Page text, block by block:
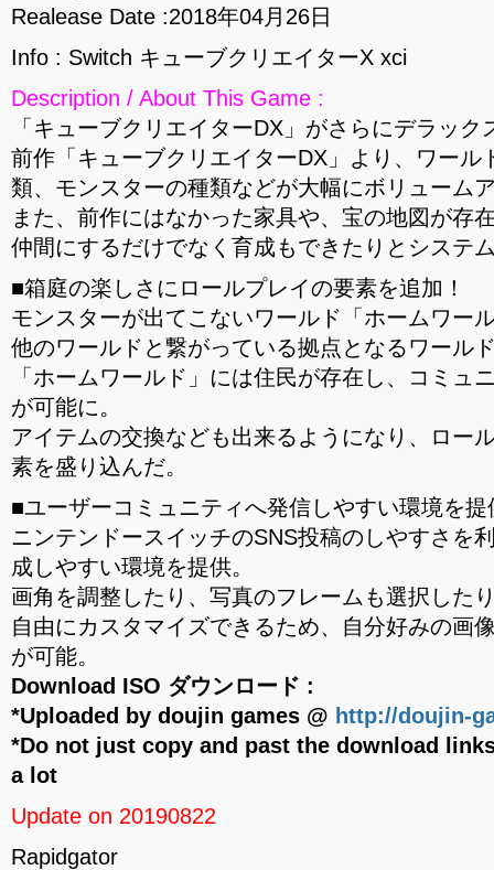
Realease Date :2018年04月26日
Info : Switch キューブクリエイターX xci
Description / About This Game :
「キューブクリエイターDX」がさらにデラック
前作「キューブクリエイターDX」より、ワール
類、モンスターの種類などが大幅にボリューム
また、前作にはなかった家具や、宝の地図が存
仲間にするだけでなく育成もできたりとシステ
■箱庭の楽しさにロールプレイの要素を追加！
モンスターが出てこないワールド「ホームワー
他のワールドと繋がっている拠点となるワール
「ホームワールド」には住民が存在し、コミュ
が可能に。
アイテムの交換なども出来るようになり、ロー
素を盛り込んだ。
■ユーザーコミュニティへ発信しやすい環境を提
ニンテンドースイッチのSNS投稿のしやすさを
成しやすい環境を提供。
画角を調整したり、写真のフレームも選択した
自由にカスタマイズできるため、自分好みの画
が可能。
Download ISO ダウンロード :
*Uploaded by doujin games @ http://doujin-
*Do not just copy and past the download
a lot
Update on 20190822
Rapidgator